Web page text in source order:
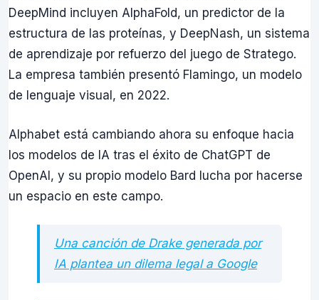
DeepMind incluyen AlphaFold, un predictor de la
estructura de las proteínas, y DeepNash, un sistema
de aprendizaje por refuerzo del juego de Stratego.
La empresa también presentó Flamingo, un modelo
de lenguaje visual, en 2022.
Alphabet está cambiando ahora su enfoque hacia
los modelos de IA tras el éxito de ChatGPT de
OpenAI, y su propio modelo Bard lucha por hacerse
un espacio en este campo.
Una canción de Drake generada por
IA plantea un dilema legal a Google